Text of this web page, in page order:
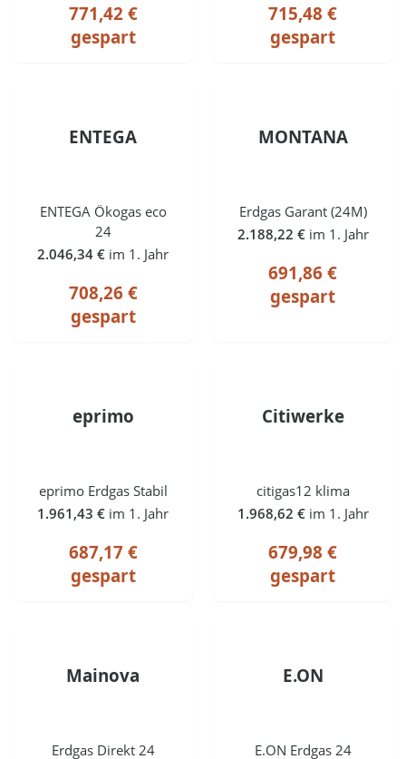
771,42 €
gespart
715,48 €
gespart
ENTEGA
ENTEGA Ökogas eco
24
2.046,34 € im 1. Jahr
708,26 €
gespart
MONTANA
Erdgas Garant (24M)
2.188,22 € im 1. Jahr
691,86 €
gespart
eprimo
eprimo Erdgas Stabil
1.961,43 € im 1. Jahr
687,17 €
gespart
Citiwerke
citigas12 klima
1.968,62 € im 1. Jahr
679,98 €
gespart
Mainova
Erdgas Direkt 24
E.ON
E.ON Erdgas 24